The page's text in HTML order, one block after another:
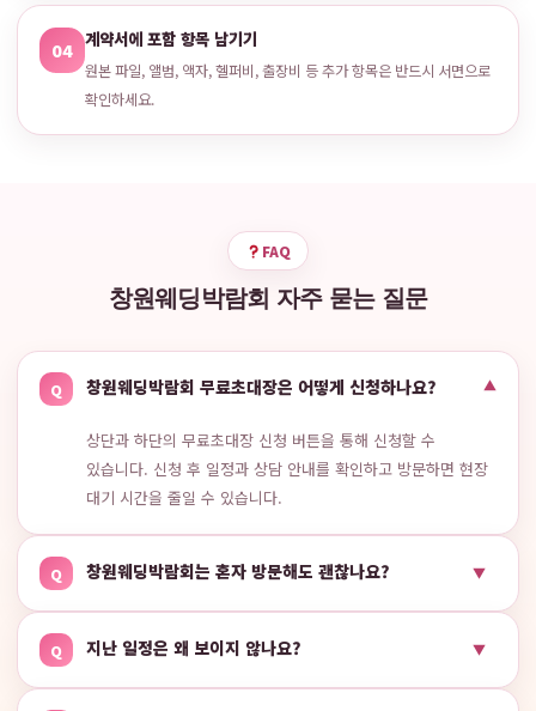
04 계약서에 포함 항목 남기기
원본 파일, 앨범, 액자, 헬퍼비, 출장비 등 추가 항목은 반드시 서면으로
확인하세요.
FAQ
창원웨딩박람회 자주 묻는 질문
Q 창원웨딩박람회 무료초대장은 어떻게 신청하나요? ▼
상단과 하단의 무료초대장 신청 버튼을 통해 신청할 수
있습니다. 신청 후 일정과 상담 안내를 확인하고 방문하면 현장
대기 시간을 줄일 수 있습니다.
Q 창원웨딩박람회는 혼자 방문해도 괜찮나요? ▼
Q 지난 일정은 왜 보이지 않나요? ▼